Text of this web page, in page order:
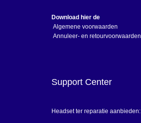
Download hier de
Algemene voorwaarden
Annuleer- en retourvoorwaarden
Support Center
Headset ter reparatie aanbieden: